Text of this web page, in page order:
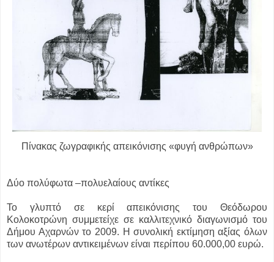
Πίνακας ζωγραφικής απεικόνισης «φυγή ανθρώπων»
Δύο πολύφωτα –πολυελαίους αντίκες
Το γλυπτό σε κερί απεικόνισης του Θεόδωρου
Κολοκοτρώνη συμμετείχε σε καλλιτεχνικό διαγωνισμό του
Δήμου Αχαρνών το 2009. Η συνολική εκτίμηση αξίας όλων
των ανωτέρων αντικειμένων είναι περίπου 60.000,00 ευρώ.